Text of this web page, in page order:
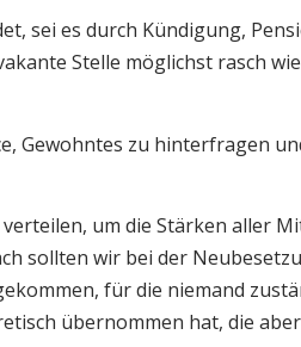
sei es durch Kündigung,
Stelle möglichst rasch
Gewohntes zu hinterfragen
um die Stärken aller
sollten wir bei der
für die niemand
übernommen hat, die